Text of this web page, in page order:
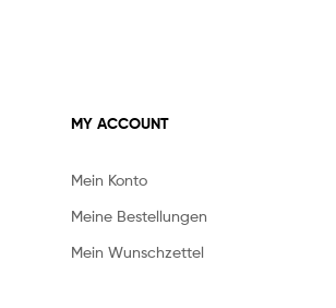
MY ACCOUNT
Mein Konto
Meine Bestellungen
Mein Wunschzettel